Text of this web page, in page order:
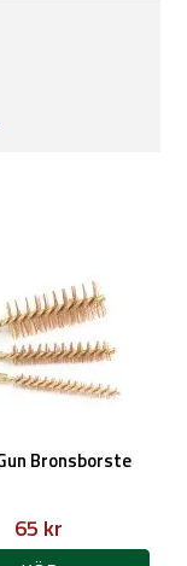
Bronsborste
65 kr